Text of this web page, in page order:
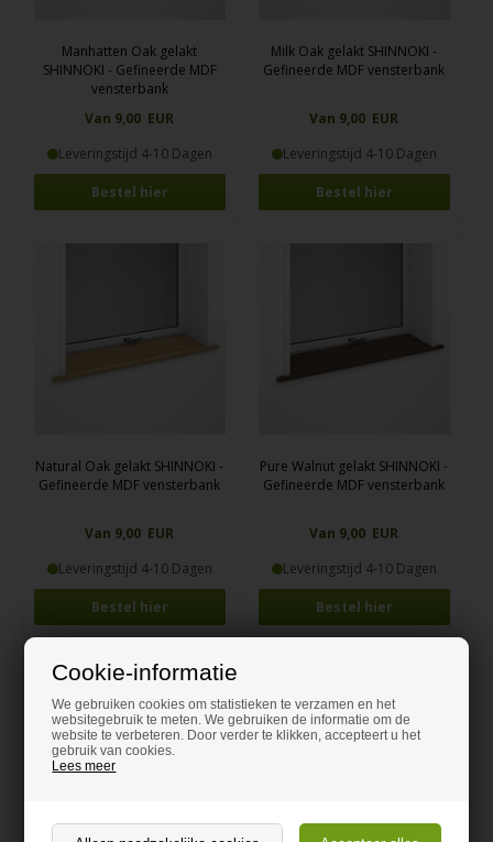
Cookie-informatie
We gebruiken cookies om statistieken te verzamen en het
websitegebruik te meten. We gebruiken de informatie om de
website te verbeteren. Door verder te klikken, accepteert u het
gebruik van cookies.
Lees meer
Manhatten Oak gelakt
SHINNOKI - Gefineerde MDF
vensterbank
Van 9,00 EUR
Leveringstijd 4-10 Dagen
Bestel hier
Milk Oak gelakt SHINNOKI -
Gefineerde MDF vensterbank
Van 9,00 EUR
Leveringstijd 4-10 Dagen
Bestel hier
Natural Oak gelakt SHINNOKI -
Gefineerde MDF vensterbank
Van 9,00 EUR
Leveringstijd 4-10 Dagen
Bestel hier
Pure Walnut gelakt SHINNOKI -
Gefineerde MDF vensterbank
Van 9,00 EUR
Leveringstijd 4-10 Dagen
Bestel hier